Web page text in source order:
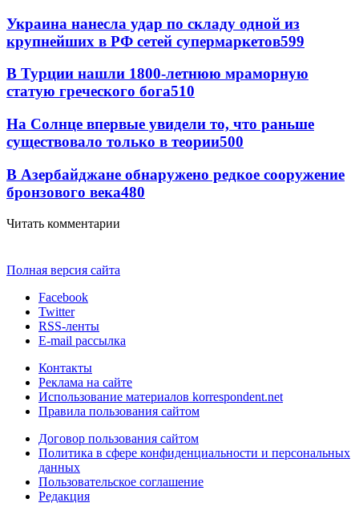
Украина нанесла удар по складу одной из
крупнейших в РФ сетей супермаркетов599
В Турции нашли 1800-летнюю мраморную
статую греческого бога510
На Солнце впервые увидели то, что раньше
существовало только в теории500
В Азербайджане обнаружено редкое сооружение
бронзового века480
Читать комментарии
Полная версия сайта
Facebook
Twitter
RSS-ленты
E-mail рассылка
Контакты
Реклама на сайте
Использование материалов korrespondent.net
Правила пользования сайтом
Договор пользования сайтом
Политика в сфере конфиденциальности и персональных
данных
Пользовательское соглашение
Редакция